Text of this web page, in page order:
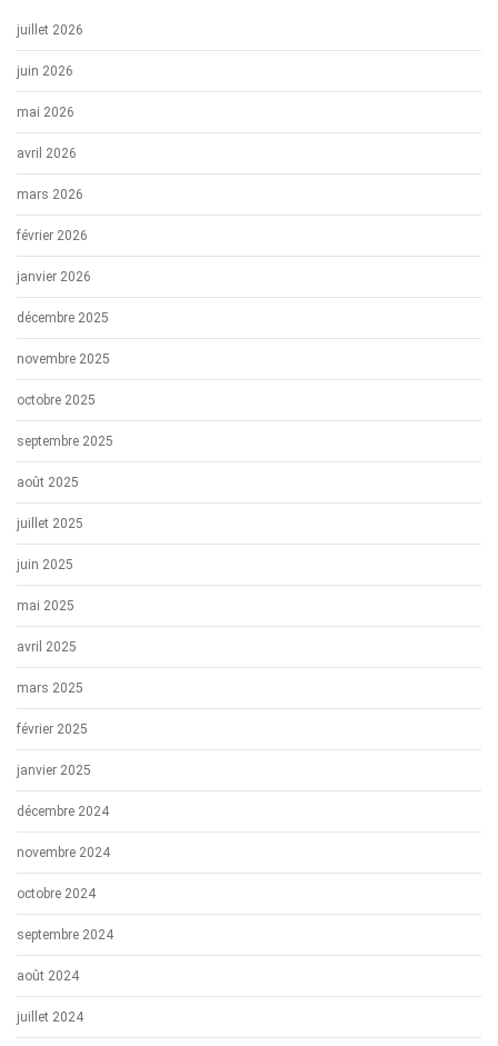
juillet 2026
juin 2026
mai 2026
avril 2026
mars 2026
février 2026
janvier 2026
décembre 2025
novembre 2025
octobre 2025
septembre 2025
août 2025
juillet 2025
juin 2025
mai 2025
avril 2025
mars 2025
février 2025
janvier 2025
décembre 2024
novembre 2024
octobre 2024
septembre 2024
août 2024
juillet 2024